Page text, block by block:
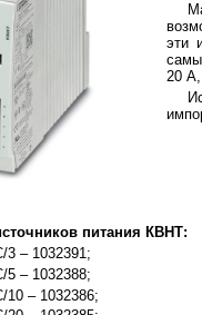
эти
20
питания КВНТ:
– 1032391;
– 1032388;
– 1032386;